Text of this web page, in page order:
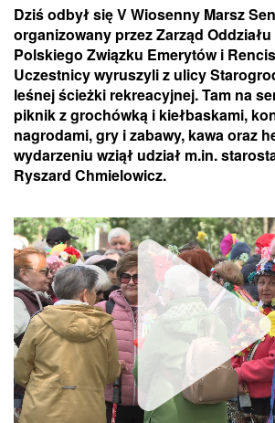
Dziś odbył się V Wiosenny Marsz
organizowany przez Zarząd
Polskiego Związku Emerytów i
Uczestnicy wyruszyli z ulicy
leśnej ścieżki rekreacyjnej. Tam na
piknik z grochówką i kiełbaskami,
nagrodami, gry i zabawy, kawa oraz
wydarzeniu wziął udział m.in.
Ryszard Chmielowicz.